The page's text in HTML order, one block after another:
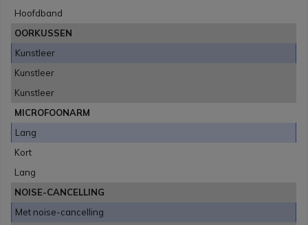
Hoofdband
OORKUSSEN
Kunstleer
Kunstleer
Kunstleer
MICROFOONARM
Lang
Kort
Lang
NOISE-CANCELLING
Met noise-cancelling